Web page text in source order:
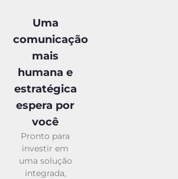
Uma
comunicação
mais
humana e
estratégica
espera por
você
Pronto para
investir em
uma solução
integrada,